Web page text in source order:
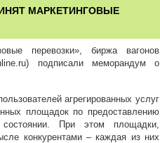
МАРКЕТИНГОВЫЕ
перевозки», биржа вагонов
подписали меморандум о
агрегированных услуг
площадок по предоставлению
При этом площадки,
конкурентами – каждая из них